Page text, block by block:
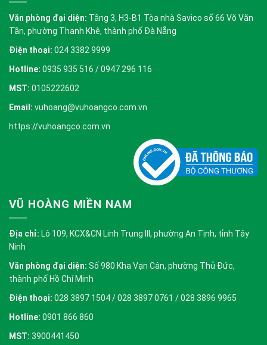
Văn phòng đại diện: Tầng 3, H3-B1 Tòa nhà Savico số 66 Võ Văn
Tần, phường Thanh Khê, thành phố Đà Nẵng
Điện thoại: 024 3382 9999
Hotline: 0935 935 516 / 0947 296 116
MST: 0105222602
Email: vuhoang@vuhoangco.com.vn
https://vuhoangco.com.vn
VŨ HOÀNG MIỀN NAM
Địa chỉ: Lô 109, KCX&CN Linh Trung III, phường An Tịnh, tỉnh Tây
Ninh
Văn phòng đại diện: Số 980 Kha Vạn Cân, phường Thủ Đức,
thành phố Hồ Chí Minh
Điện thoại: 028 3897 1504 / 028 3897 0761 / 028 3896 9965
Hotline: 0901 866 860
MST: 3900441450